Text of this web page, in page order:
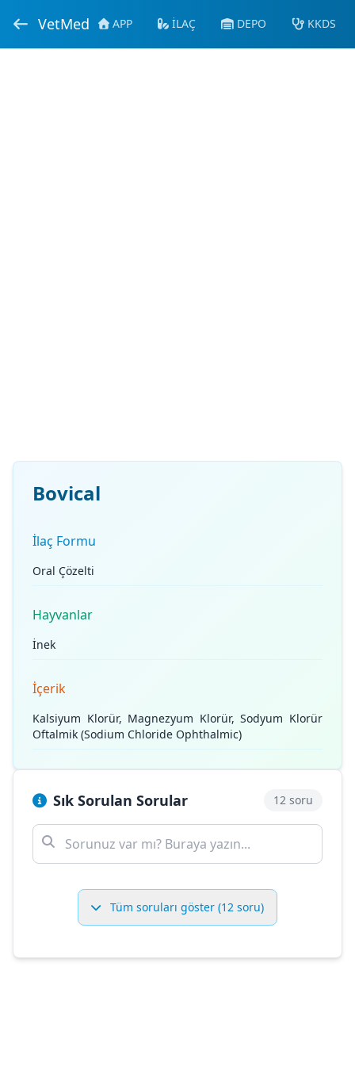
VetMed APP İLAÇ DEPO KKDS
Bovical
İlaç Formu
Oral Çözelti
Hayvanlar
İnek
İçerik
Kalsiyum Klorür, Magnezyum Klorür, Sodyum Klorür
Oftalmik (Sodium Chloride Ophthalmic)
Sık Sorulan Sorular 12 soru
Tüm soruları göster (12 soru)